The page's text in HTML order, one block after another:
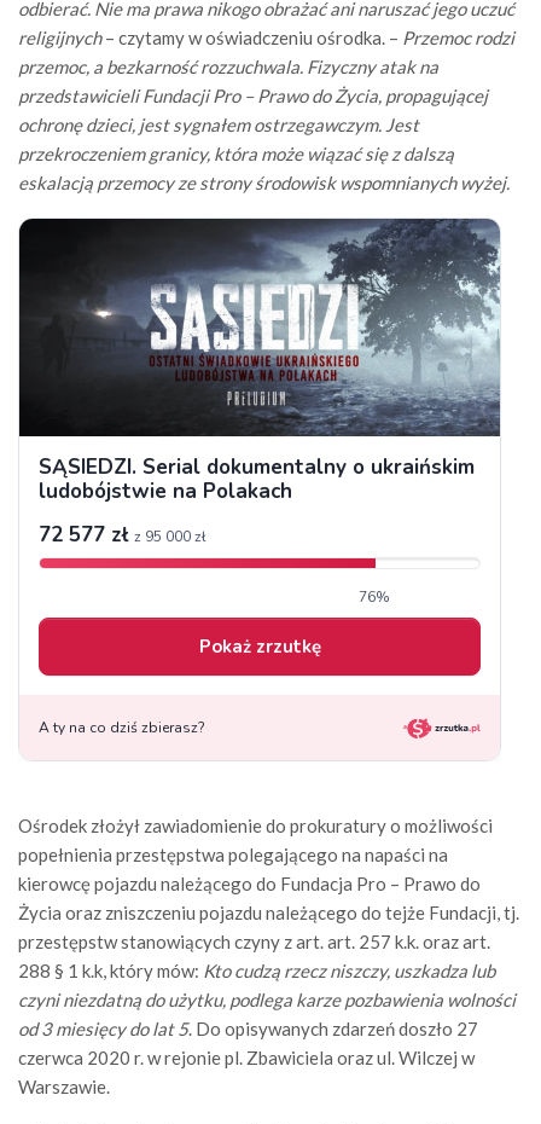
odbierać. Nie ma prawa nikogo obrażać ani naruszać jego uczuć
religijnych– czytamy w oświadczeniu ośrodka. – Przemoc rodzi
przemoc, a bezkarność rozzuchwala. Fizyczny atak na
przedstawicieli Fundacji Pro – Prawo do Życia, propagującej
ochronę dzieci, jest sygnałem ostrzegawczym. Jest
przekroczeniem granicy, która może wiązać się z dalszą
eskalacją przemocy ze strony środowisk wspomnianych wyżej.
Ośrodek złożył zawiadomienie do prokuratury o możliwości
popełnienia przestępstwa polegającego na napaści na
kierowcę pojazdu należącego do Fundacja Pro – Prawo do
Życia oraz zniszczeniu pojazdu należącego do tejże Fundacji, tj.
przestępstw stanowiących czyny z art. art. 257 k.k. oraz art.
288 § 1 k.k, który mów: Kto cudzą rzecz niszczy, uszkadza lub
czyni niezdatną do użytku, podlega karze pozbawienia wolności
od 3 miesięcy do lat 5. Do opisywanych zdarzeń doszło 27
czerwca 2020 r. w rejonie pl. Zbawiciela oraz ul. Wilczej w
Warszawie.